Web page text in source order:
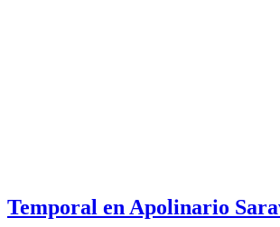
Temporal en Apolinario